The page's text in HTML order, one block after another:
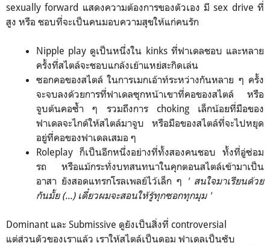
sexually forward แสดงความต้องการของตัวเอง มี sex drive ที่
สูง หรือ ชอบที่จะเป็นคนมอบความสุขให้แก่คนรัก
Nipple play ดูเป็นหนึ่งใน kinks ที่ฟาเดลชอบ และหลาย
ครั้งที่สไตล์จะชอบแกล้งเย้าแหย่สะกิดเล่น
ซอกคอของสไตล์ ในการเมกเอ้าท์ระหว่างกันหลาย ๆ ครั้ง
จะจบลงด้วยการที่ฟาเดลซุกหน้าเขาที่คอของสไตล์ หรือ
จูบต้นคอซ้ำ ๆ รวมถึงการ choking เล็กน้อยที่มือของ
ฟาเดลจะไกด์ให้สไตล์มาจูบ หรือมือของสไตล์ที่จะไปหยุด
อยู่ที่คอของฟาเดลเสมอ ๆ
Roleplay ก็เป็นอีกหนึ่งอย่างที่ทั้งสองคนชอบ ทั้งที่อู่ซ่อม
รถ หรือแม้กระทั่งบทสนทนาในคุกตอนสไตล์เข้ามาเป็น
อาสา ยังสอดแทรกโรลเพลย์ไว้เล็ก ๆ ' สนใจมาเรียนด้วย
กันมั้ย (...) เดี๋ยวผมจะสอนให้รู้ทุกซอกทุกมุม '
Dominant และ Submissive ดูยังเป็นสิ่งที่ controversial
แต่ส่วนตัวของเราแล้ว เราให้สไตล์เป็นดอม ฟาเดลเป็นซับ